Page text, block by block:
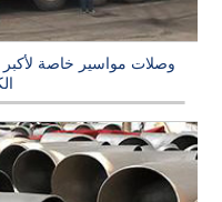
وصلات مواسير خاصة لأكبر